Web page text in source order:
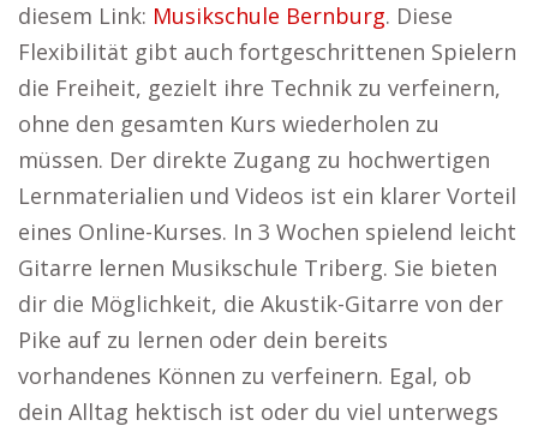
diesem Link: Musikschule Bernburg. Diese
Flexibilität gibt auch fortgeschrittenen Spielern
die Freiheit, gezielt ihre Technik zu verfeinern,
ohne den gesamten Kurs wiederholen zu
müssen. Der direkte Zugang zu hochwertigen
Lernmaterialien und Videos ist ein klarer Vorteil
eines Online-Kurses. In 3 Wochen spielend leicht
Gitarre lernen Musikschule Triberg. Sie bieten
dir die Möglichkeit, die Akustik-Gitarre von der
Pike auf zu lernen oder dein bereits
vorhandenes Können zu verfeinern. Egal, ob
dein Alltag hektisch ist oder du viel unterwegs